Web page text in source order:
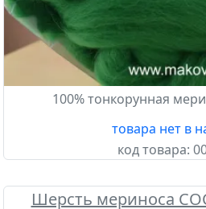
100% тонкорунная
товара нет в
код товара:
Шерсть мериноса